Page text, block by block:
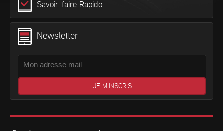
Savoir-faire Rapido
Newsletter